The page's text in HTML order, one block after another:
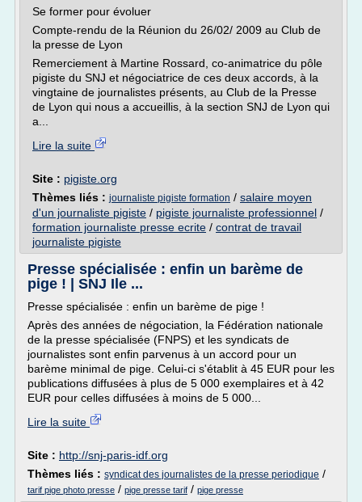
Se former pour évoluer
Compte-rendu de la Réunion du 26/02/ 2009 au Club de
la presse de Lyon
Remerciement à Martine Rossard, co-animatrice du pôle
pigiste du SNJ et négociatrice de ces deux accords, à la
vingtaine de journalistes présents, au Club de la Presse
de Lyon qui nous a accueillis, à la section SNJ de Lyon qui
a...
Lire la suite
Site : pigiste.org
Thèmes liés : journaliste pigiste formation / salaire moyen
d'un journaliste pigiste / pigiste journaliste professionnel /
formation journaliste presse ecrite / contrat de travail
journaliste pigiste
Presse spécialisée : enfin un barème de
pige ! | SNJ Ile ...
Presse spécialisée : enfin un barème de pige !
Après des années de négociation, la Fédération nationale
de la presse spécialisée (FNPS) et les syndicats de
journalistes sont enfin parvenus à un accord pour un
barème minimal de pige. Celui-ci s'établit à 45 EUR pour les
publications diffusées à plus de 5 000 exemplaires et à 42
EUR pour celles diffusées à moins de 5 000...
Lire la suite
Site : http://snj-paris-idf.org
Thèmes liés : syndicat des journalistes de la presse periodique /
tarif pige photo presse / pige presse tarif / pige presse